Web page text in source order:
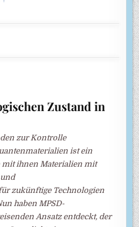
Zustand in
zur Kontrolle
ist ein
mit ihnen Materialien mit
zukünftige Technologien
haben MPSD-
Ansatz entdeckt, der